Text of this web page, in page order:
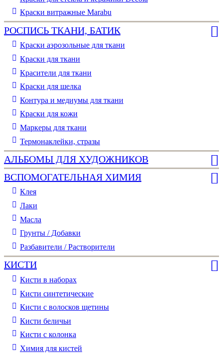
Краски витражные Marabu
РОСПИСЬ ТКАНИ, БАТИК
Краски аэрозольные для ткани
Краски для ткани
Красители для ткани
Краски для шелка
Контура и медиумы для ткани
Краски для кожи
Маркеры для ткани
Термонаклейки, стразы
АЛЬБОМЫ ДЛЯ ХУДОЖНИКОВ
ВСПОМОГАТЕЛЬНАЯ ХИМИЯ
Клея
Лаки
Масла
Грунты / Добавки
Разбавители / Растворители
КИСТИ
Кисти в наборах
Кисти синтетические
Кисти с волосков щетины
Кисти беличьи
Кисти с колонка
Химия для кистей